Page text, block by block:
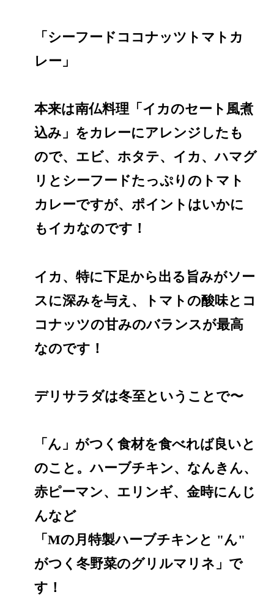
「シーフードココナッツトマトカ
レー」
本来は南仏料理「イカのセート風煮
込み」をカレーにアレンジしたも
ので、エビ、ホタテ、イカ、ハマグ
リとシーフードたっぷりのトマト
カレーですが、ポイントはいかに
もイカなのです！
イカ、特に下足から出る旨みがソー
スに深みを与え、トマトの酸味とコ
コナッツの甘みのバランスが最高
なのです！
デリサラダは冬至ということで〜
「ん」がつく食材を食べれば良いと
のこと。ハーブチキン、なんきん、
赤ピーマン、エリンギ、金時にんじ
んなど
「Mの月特製ハーブチキンと "ん"
がつく冬野菜のグリルマリネ」で
す！